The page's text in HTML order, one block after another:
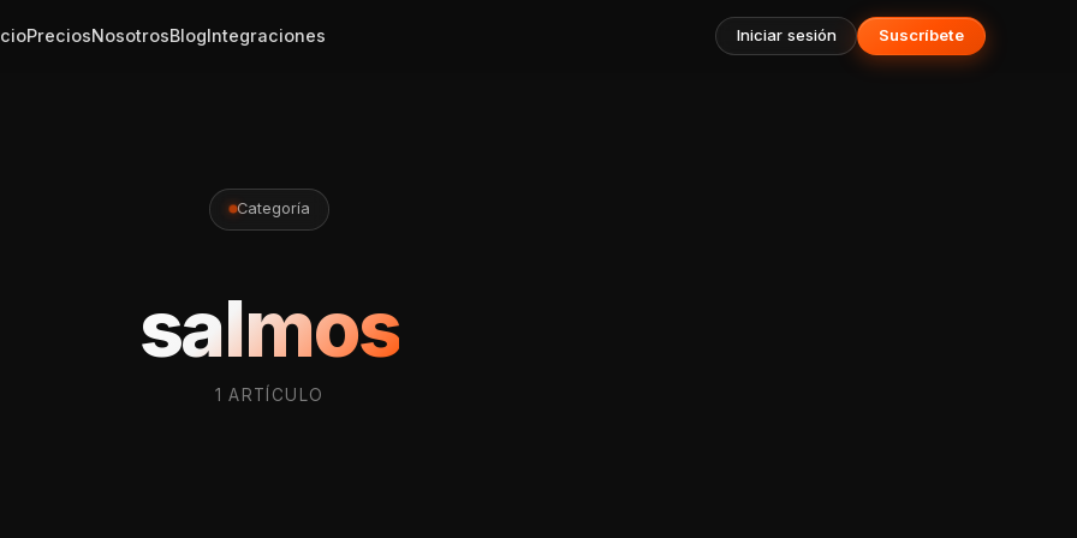
PreciosNosotrosBlogIntegraciones Iniciar sesión Suscríbete
Categoría
salmos
1 ARTÍCULO